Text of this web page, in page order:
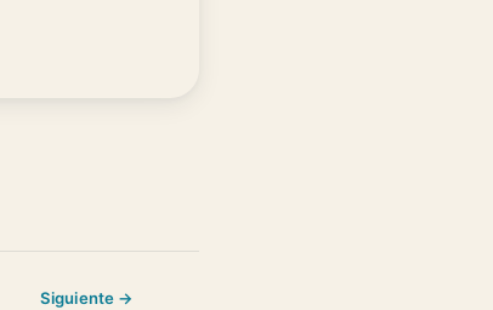
Siguiente →